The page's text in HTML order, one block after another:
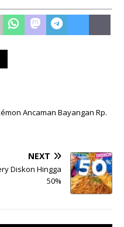
Ancaman Bayangan Rp.
NEXT
Diskon Hingga
50%